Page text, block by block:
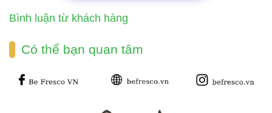
Bình luận từ khách hàng
Có thể bạn quan tâm